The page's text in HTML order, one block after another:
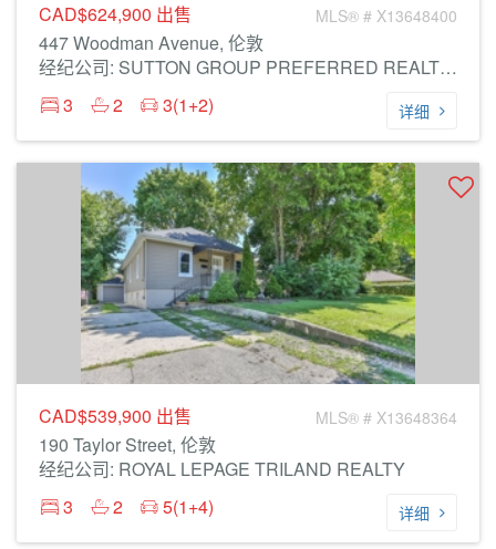
CAD$624,900 出售 MLS® # X13648400
447 Woodman Avenue, 伦敦
经纪公司: SUTTON GROUP PREFERRED REALTY INC.
3
2 3(1+2) 详细
CAD$539,900 出售 MLS® # X13648364
190 Taylor Street, 伦敦
经纪公司: ROYAL LEPAGE TRILAND REALTY
3
2 5(1+4) 详细